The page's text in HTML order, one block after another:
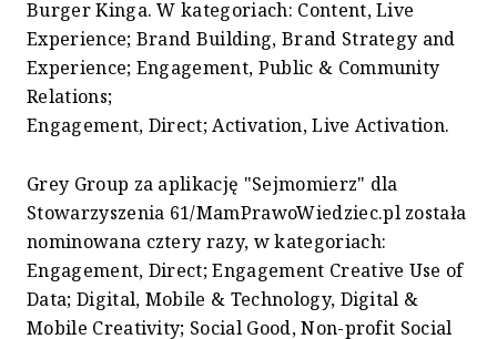
Burger Kinga. W kategoriach: Content, Live
Experience; Brand Building, Brand Strategy and
Experience; Engagement, Public & Community
Relations;
Engagement, Direct; Activation, Live Activation.
Grey Group za aplikację "Sejmomierz" dla
Stowarzyszenia 61/MamPrawoWiedziec.pl została
nominowana cztery razy, w kategoriach:
Engagement, Direct; Engagement Creative Use of
Data; Digital, Mobile & Technology, Digital &
Mobile Creativity; Social Good, Non-profit Social